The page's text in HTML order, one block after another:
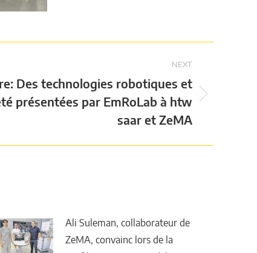
NEXT
Des technologies robotiques et
présentées par EmRoLab à htw
saar et ZeMA
Ali Suleman, collaborateur de
ZeMA, convainc lors de la